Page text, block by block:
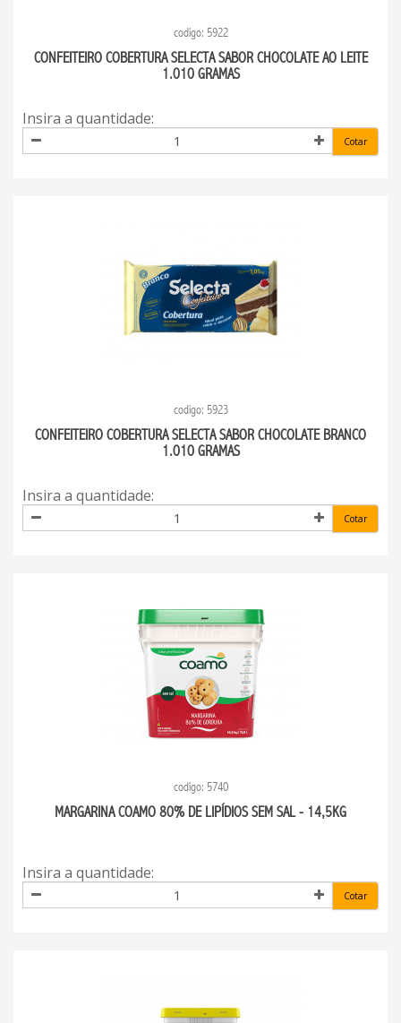
codigo: 5922
CONFEITEIRO COBERTURA SELECTA SABOR CHOCOLATE AO LEITE
1.010 GRAMAS
Insira a quantidade:
Cotar
codigo: 5923
CONFEITEIRO COBERTURA SELECTA SABOR CHOCOLATE BRANCO
1.010 GRAMAS
Insira a quantidade:
Cotar
codigo: 5740
MARGARINA COAMO 80% DE LIPÍDIOS SEM SAL - 14,5KG
Insira a quantidade:
Cotar